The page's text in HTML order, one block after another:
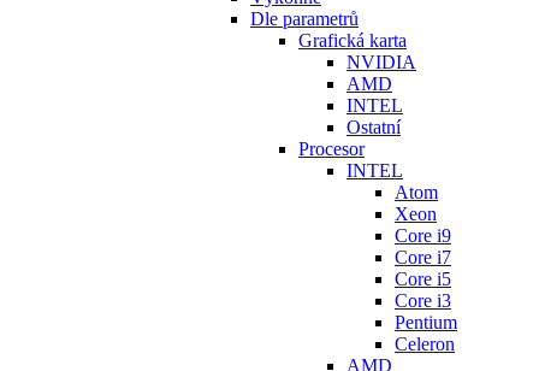
Dle parametrů
Grafická karta
NVIDIA
AMD
INTEL
Ostatní
Procesor
INTEL
Atom
Xeon
Core i9
Core i7
Core i5
Core i3
Pentium
Celeron
AMD